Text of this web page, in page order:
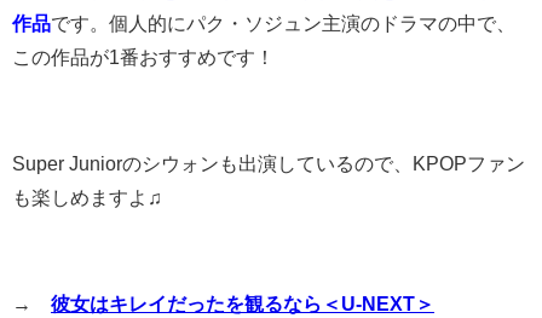
作品です。個人的にパク・ソジュン主演のドラマの中で、
この作品が1番おすすめです！
Super Juniorのシウォンも出演しているので、KPOPファン
も楽しめますよ♫
→ 彼女はキレイだったを観るなら＜U-NEXT＞